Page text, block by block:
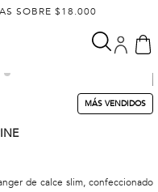
SOBRE $18.000
MÁS VENDIDOS
de calce slim, confeccionado